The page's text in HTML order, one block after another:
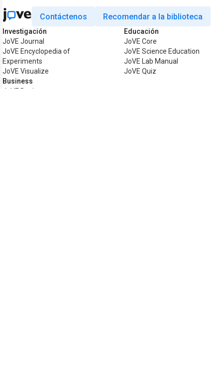
Contáctenos Recomendar a la biblioteca
Investigación
JoVE Journal
JoVE Encyclopedia of
Experiments
JoVE Visualize
Business
JoVE Business
Educación
JoVE Core
JoVE Science Education
JoVE Lab Manual
JoVE Quiz